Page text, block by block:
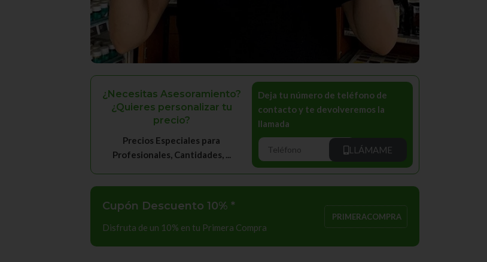
¿Necesitas Asesoramiento?
¿Quieres personalizar tu
precio?
Precios Especiales para
Profesionales, Cantidades, ...
Deja tu número de teléfono de
contacto y te devolveremos la
llamada
LLÁMAME
Cupón Descuento 10% *
Disfruta de un 10% en tu Primera Compra
PRIMERACOMPRA